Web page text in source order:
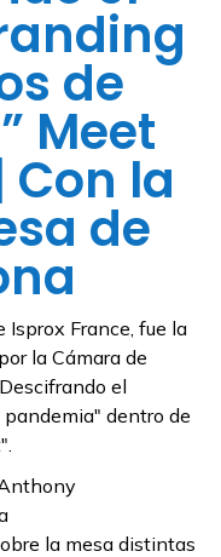
de
Meet
Con la
de
Isprox France, fue la
la Cámara de
el
dentro de
la mesa distintas